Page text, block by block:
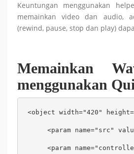
Keuntungan menggunakan
memainkan video dan audio,
(rewind, pause, stop dan play)
Memainkan
menggunakan
<object width="420"
<param name="src"
<param